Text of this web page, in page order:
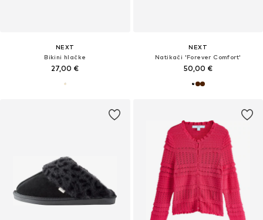
NEXT
Bikini hlačke
27,00 €
NEXT
Natikači 'Forever Comfort'
50,00 €